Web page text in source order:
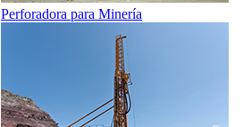
Perforadora para Minería